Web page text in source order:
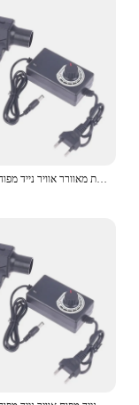
7530 מריחה מתכת מאוורר אוויר נייד מפוח 2500r צנטריפוגלי אוויר קריר יותר מאוורר bbq bbq